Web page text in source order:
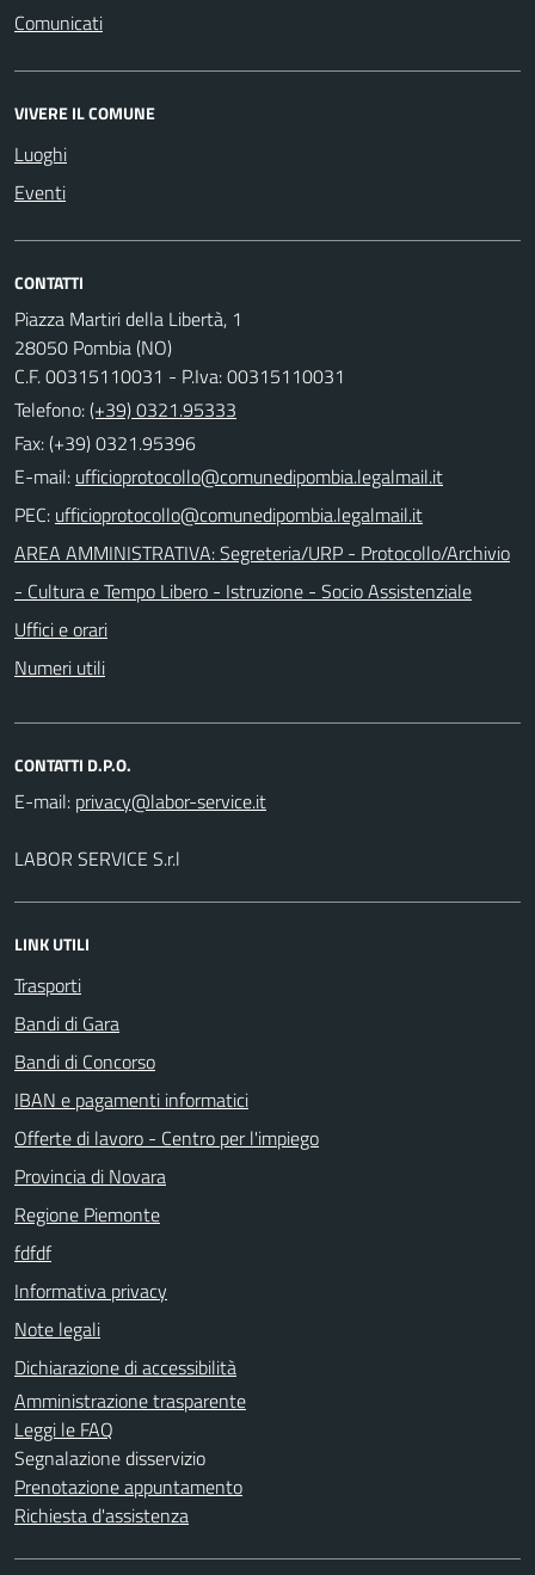
Comunicati
VIVERE IL COMUNE
Luoghi
Eventi
CONTATTI
Piazza Martiri della Libertà, 1
28050 Pombia (NO)
C.F. 00315110031 - P.Iva: 00315110031
Telefono:(+39) 0321.95333
Fax: (+39) 0321.95396
E-mail:
PEC:
AREA AMMINISTRATIVA: Segreteria/URP - Protocollo/Archivio
- Cultura e Tempo Libero - Istruzione - Socio Assistenziale
Uffici e orari
Numeri utili
CONTATTI D.P.O.
E-mail:
LABOR SERVICE S.r.l
LINK UTILI
Trasporti
Bandi di Gara
Bandi di Concorso
IBAN e pagamenti informatici
Offerte di lavoro - Centro per l'impiego
Provincia di Novara
Regione Piemonte
fdfdf
Informativa privacy
Note legali
Dichiarazione di accessibilità
Amministrazione trasparente
Leggi le FAQ
Segnalazione disservizio
Prenotazione appuntamento
Richiesta d'assistenza